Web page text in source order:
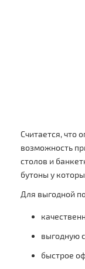
Считается, что
возможность
столов и
бутоны у
Для выгодной
выгодную
быстрое